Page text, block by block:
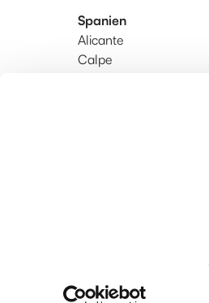
Spanien
Alicante
Calpe
Estepona-Marbella-